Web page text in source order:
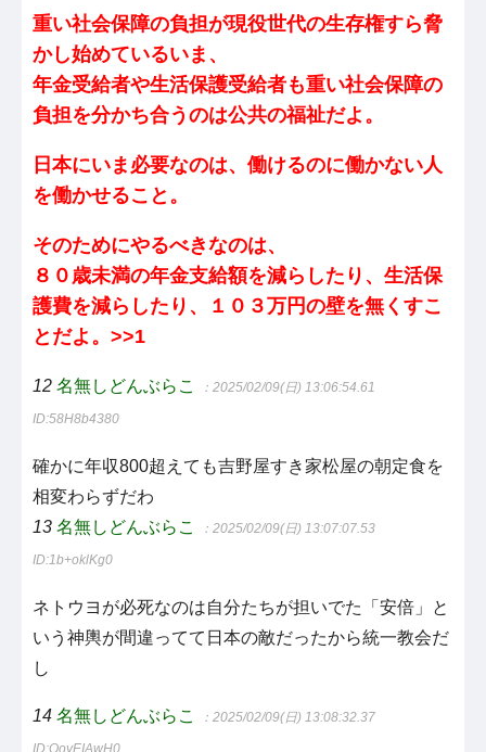
重い社会保障の負担が現役世代の生存権すら脅
かし始めているいま、
年金受給者や生活保護受給者も重い社会保障の
負担を分かち合うのは公共の福祉だよ。
日本にいま必要なのは、働けるのに働かない人
を働かせること。
そのためにやるべきなのは、
８０歳未満の年金支給額を減らしたり、生活保
護費を減らしたり、１０３万円の壁を無くすこ
とだよ。>>1
12 名無しどんぶらこ ：2025/02/09(日) 13:06:54.61
ID:58H8b4380
確かに年収800超えても吉野屋すき家松屋の朝定食を
相変わらずだわ
13 名無しどんぶらこ ：2025/02/09(日) 13:07:07.53
ID:1b+oklKg0
ネトウヨが必死なのは自分たちが担いでた「安倍」と
いう神輿が間違ってて日本の敵だったから統一教会だ
し
14 名無しどんぶらこ ：2025/02/09(日) 13:08:32.37
ID:QoyEIAwH0